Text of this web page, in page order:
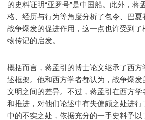
的史料证明“亚罗号”是中国船。此外，蒋
格、经历与行为等角度分析了包令、巴夏
战争爆发的促进作用，这一点也许受到了
物传记的启发。
概括而言，蒋孟引的博士论文继承了西方
述框架。他和西方学者都认为，战争爆发
文明之间的差异。不过，蒋孟引在西方学
和推进，对他们论述中有失偏颇之处进行
中的不实之处，依据充分的一手史料予以